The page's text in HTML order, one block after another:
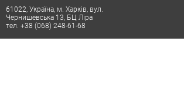
61022, Україна, м. Харків, вул.
Чернишевська 13, БЦ Ліра
тел. +38 (068) 248-61-68